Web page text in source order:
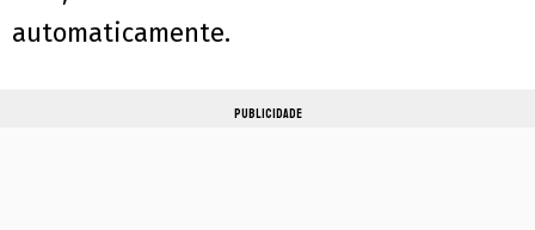
automaticamente.
PUBLICIDADE